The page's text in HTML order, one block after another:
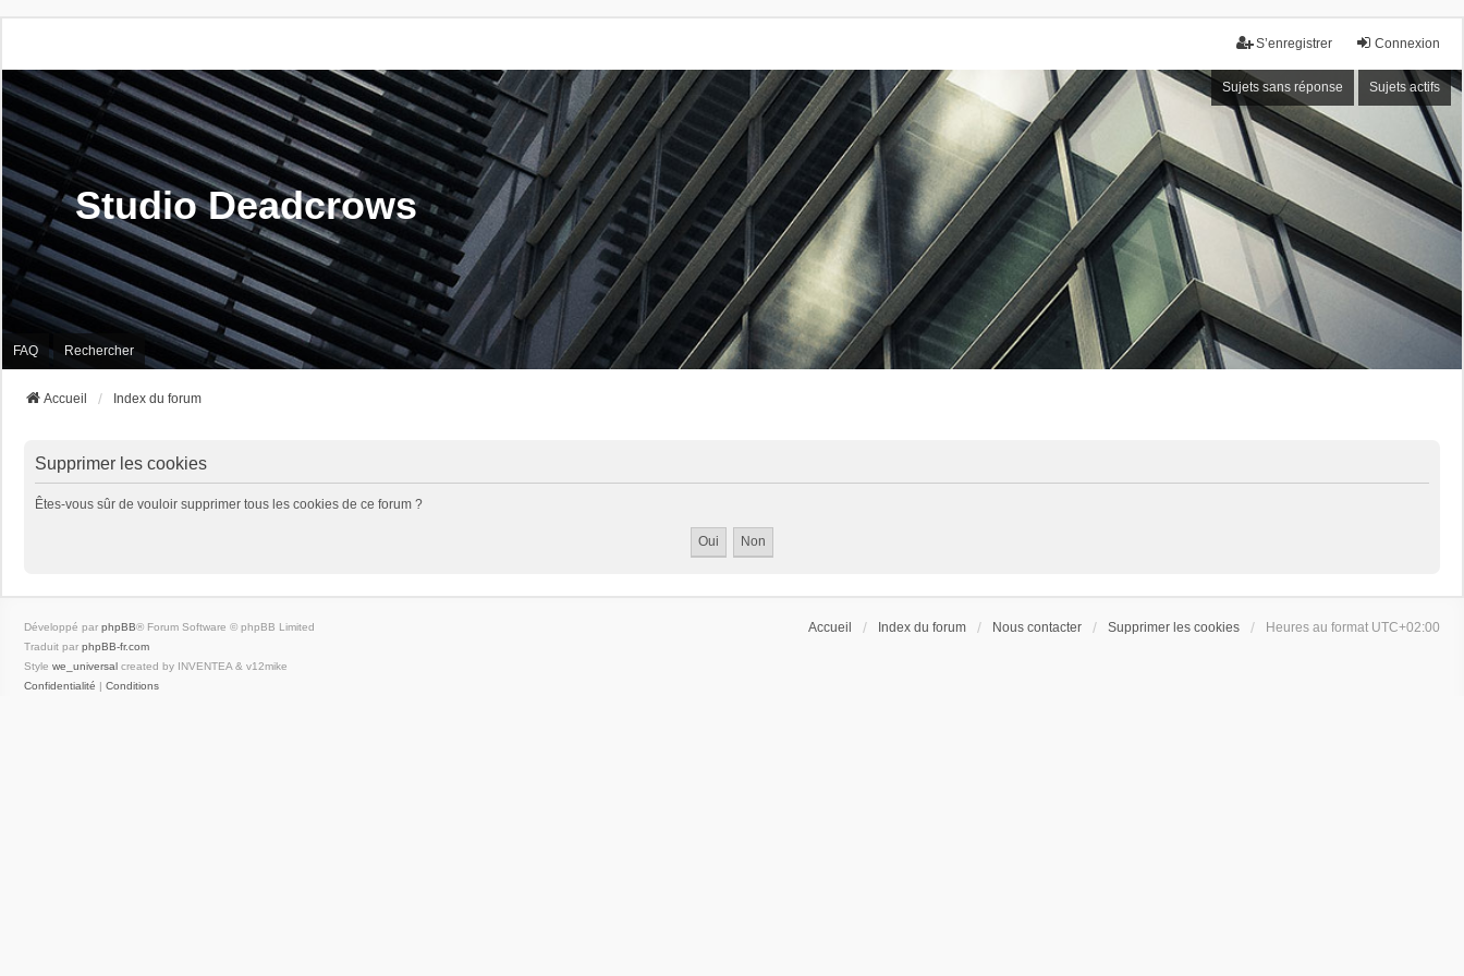
Connexion
S’enregistrer
Sujets sans réponse Sujets actifs
Studio Deadcrows
FAQ Rechercher
Accueil Index du forum
Supprimer les cookies
Êtes-vous sûr de vouloir supprimer tous les cookies de ce forum ?
Accueil Index du forum Nous contacter Supprimer les cookies Heures au format UTC+02:00
Développé par phpBB® Forum Software © phpBB Limited
Traduit par phpBB-fr.com
Style we_universal created by INVENTEA & v12mike
Confidentialité | Conditions